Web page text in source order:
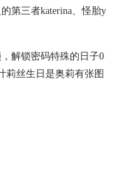
第三者katerina、怪胎y
解锁密码特殊的日子0
莉丝生日是奥莉有张图